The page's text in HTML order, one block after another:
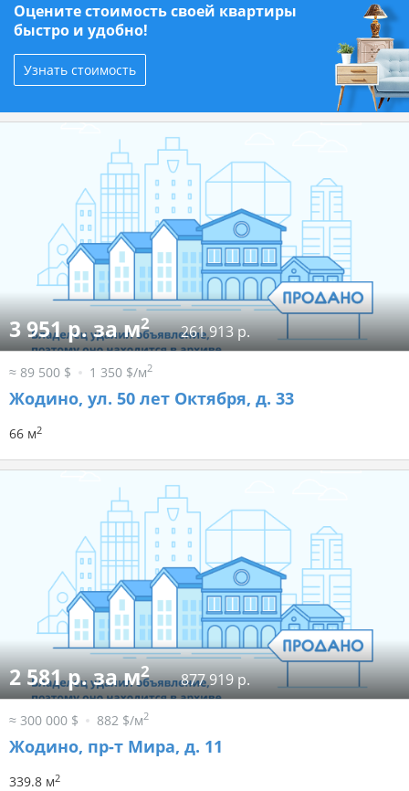
Оцените стоимость своей квартиры
быстро и удобно!
Узнать стоимость
3 951 р. за м2 261 913 р.
≈ 89 500 $ 1 350 $/м2
Жодино, ул. 50 лет Октября, д. 33
66 м2
2 581 р. за м2 877 919 р.
≈ 300 000 $ 882 $/м2
Жодино, пр-т Мира, д. 11
339.8 м2